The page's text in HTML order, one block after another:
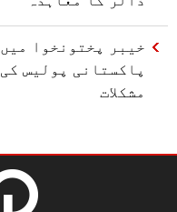
خیبر پختونخوا
پاکستانی پولیس
مشکلات